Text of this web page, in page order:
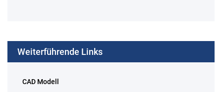
Weiterführende Links
CAD Modell